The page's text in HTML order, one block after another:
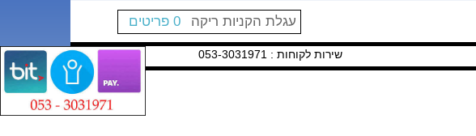
עגלת הקניות ריקה 0 פריטים
שירות לקוחות : 053-3031971